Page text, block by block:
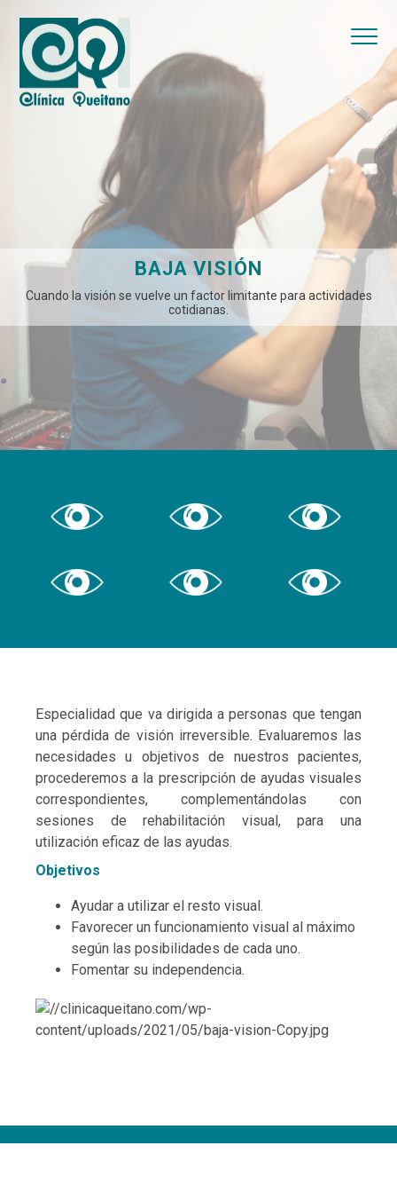
BAJA VISIÓN
Cuando la visión se vuelve un factor limitante para actividades
cotidianas.
Especialidad que va dirigida a personas que tengan
una pérdida de visión irreversible. Evaluaremos las
necesidades u objetivos de nuestros pacientes,
procederemos a la prescripción de ayudas visuales
correspondientes, complementándolas con
sesiones de rehabilitación visual, para una
utilización eficaz de las ayudas.
Objetivos
Ayudar a utilizar el resto visual.
Favorecer un funcionamiento visual al máximo
según las posibilidades de cada uno.
Fomentar su independencia.